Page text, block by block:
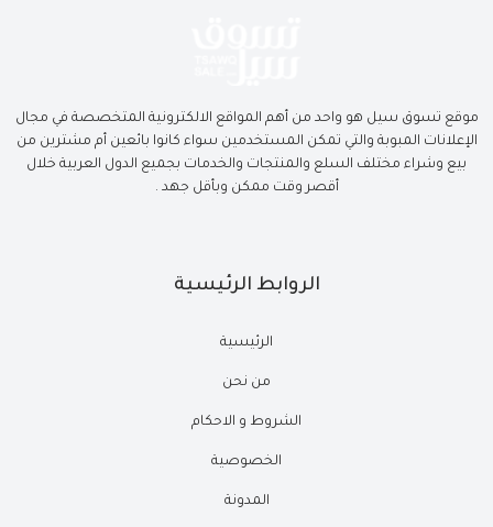
موقع تسوق سيل هو واحد من أهم المواقع الالكترونية المتخصصة في مجال
الإعلانات المبوبة والتي تمكن المستخدمين سواء كانوا بائعين أم مشترين من
بيع وشراء مختلف السلع والمنتجات والخدمات بجميع الدول العربية خلال
أقصر وقت ممكن وبأقل جهد .
الروابط الرئيسية
الرئيسية
من نحن
الشروط و الاحكام
الخصوصية
المدونة